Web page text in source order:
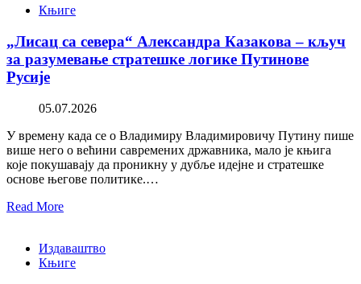
Књиге
„Лисац са севера“ Александра Казакова – кључ
за разумевање стратешке логике Путинове
Русије
05.07.2026
У времену када се о Владимиру Владимировичу Путину пише
више него о већини савремених државника, мало је књига
које покушавају да проникну у дубље идејне и стратешке
основе његове политике.…
Read More
Издаваштво
Књиге